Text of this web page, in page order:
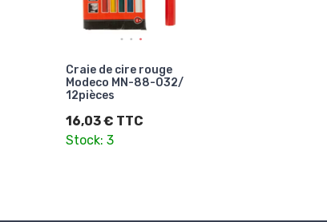
Craie de cire rouge
Modeco MN-88-032/
12pièces
16,03 € TTC
Stock: 3